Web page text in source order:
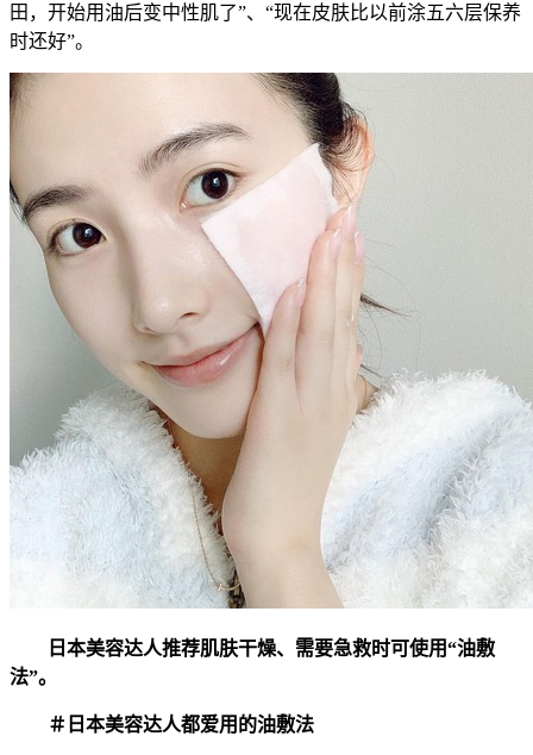
田，开始用油后变中性肌了”、“现在皮肤比以前涂五六层保养
时还好”。
日本美容达人推荐肌肤干燥、需要急救时可使用“油敷
法”。
＃日本美容达人都爱用的油敷法